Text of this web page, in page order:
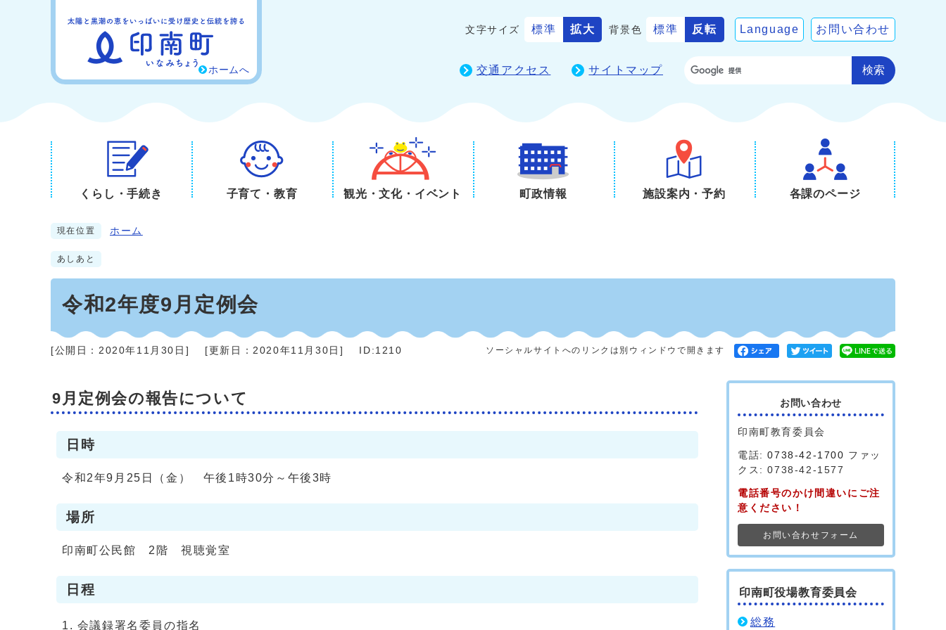
ホームへ
文字サイズ 標準 拡大 背景色 標準 反転 Language お問い合わせ
交通アクセス サイトマップ 検索
くらし・手続き 子育て・教育 観光・文化・イベント 町政情報 施設案内・予約 各課のページ
現在位置 ホーム
あしあと
令和2年度9月定例会
[公開日： 2020年11月30日 ] [更新日：2020年11月30日 ] ID:1210 ソーシャルサイトへのリンクは別ウィンドウで開きます
9月定例会の報告について
日時
令和2年9月25日（金） 午後1時30分～午後3時
場所
印南町公民館 2階 視聴覚室
日程
会議録署名委員の指名
お問い合わせ
印南町教育委員会
電話:0738-42-1700 ファッ
クス: 0738-42-1577
電話番号のかけ間違いにご注
意ください！
お問い合わせフォーム
印南町役場教育委員会
総務